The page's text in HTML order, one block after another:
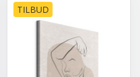
TILBUD